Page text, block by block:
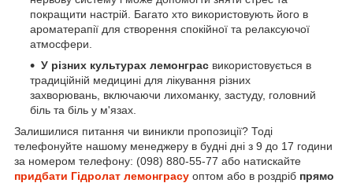
покращити настрій. Багато хто використовують його в
ароматерапії для створення спокійної та релаксуючої
атмосфери.
У різних культурах лемонграс використовується в
традиційній медицині для лікування різних
захворювань, включаючи лихоманку, застуду, головний
біль та біль у м'язах.
Залишилися питання чи виникли пропозиції? Тоді
телефонуйте нашому менеджеру в будні дні з 9 до 17 години
за номером телефону: (098) 880-55-77 або натискайте
придбати Гідролат лемонграсу оптом або в роздріб прямо